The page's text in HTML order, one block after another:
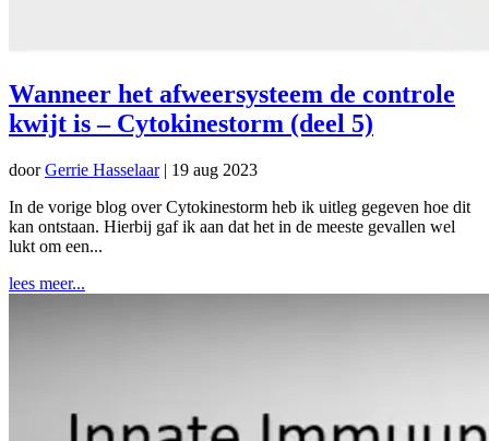
Wanneer het afweersysteem de controle
kwijt is – Cytokinestorm (deel 5)
doorGerrie Hasselaar| 19 aug 2023
In de vorige blog over Cytokinestorm heb ik uitleg gegeven hoe dit
kan ontstaan. Hierbij gaf ik aan dat het in de meeste gevallen wel
lukt om een...
lees meer...